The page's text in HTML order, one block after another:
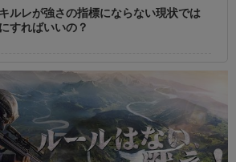
キルレが強さの指標にならない現状では
すればいいの？